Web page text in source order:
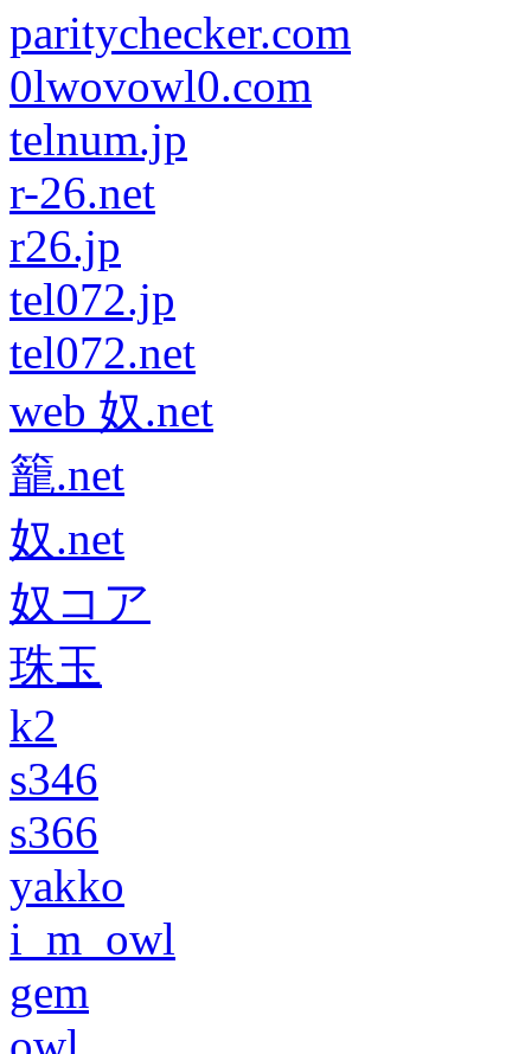
paritychecker.com
0lwovowl0.com
telnum.jp
r-26.net
r26.jp
tel072.jp
tel072.net
web 奴.net
籠.net
奴.net
奴コア
珠玉
k2
s346
s366
yakko
i_m_owl
gem